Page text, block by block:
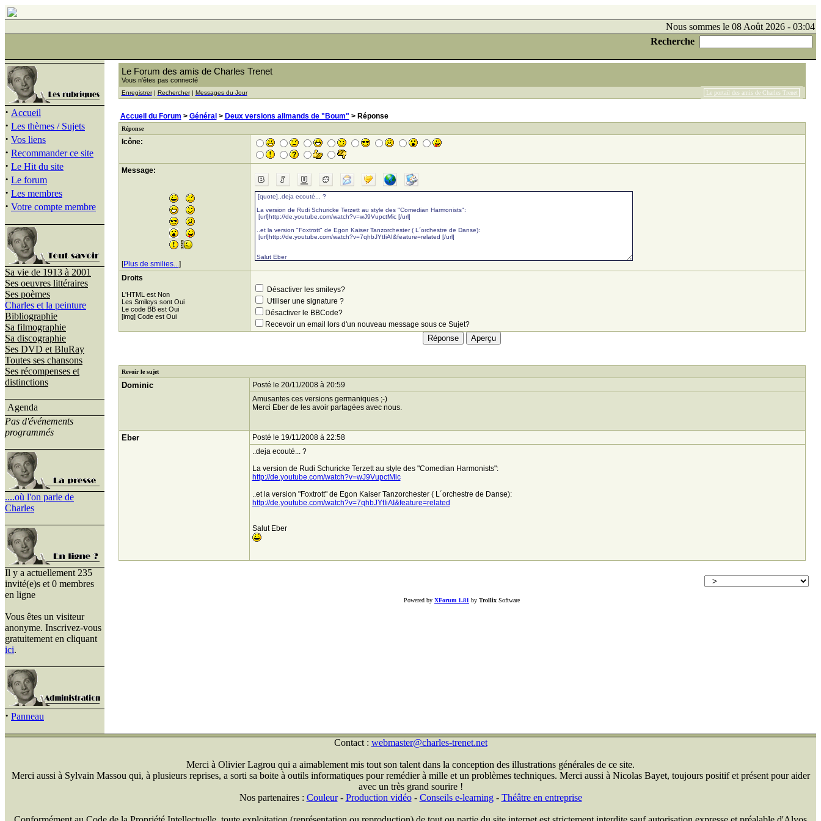
Nous sommes le 08 Août 2026 - 03:04
Recherche
· Accueil
· Les thèmes / Sujets
· Vos liens
· Recommander ce site
· Le Hit du site
· Le forum
· Les membres
· Votre compte membre
Sa vie de 1913 à 2001
Ses oeuvres littéraires
Ses poèmes
Charles et la peinture
Bibliographie
Sa filmographie
Sa discographie
Ses DVD et BluRay
Toutes ses chansons
Ses récompenses et
distinctions
Agenda
Pas d'événements
programmés
....où l'on parle de
Charles
Il y a actuellement 235
invité(e)s et 0 membres
en ligne
Vous êtes un visiteur
anonyme. Inscrivez-vous
gratuitement en cliquant
ici.
· Panneau
Le Forum des amis de Charles Trenet
Vous n'êtes pas connecté
Enregistrer| Rechercher| Messages du Jour Le portail des amis de Charles Trenet
Accueil du Forum > Général > Deux versions allmands de "Boum" > Réponse
Réponse
Icône:
Message:
[Plus de smilies...]
Droits
L'HTML est Non
Les Smileys sont Oui
Le code BB est Oui
[img] Code est Oui
Désactiver les smileys?
Utiliser une signature ?
Désactiver le BBCode?
Recevoir un email lors d'un nouveau message sous ce Sujet?
Revoir le sujet
Dominic
Posté le 20/11/2008 à 20:59
Amusantes ces versions germaniques ;-)
Merci Eber de les avoir partagées avec nous.
Eber
Posté le 19/11/2008 à 22:58
..deja ecouté... ?
La version de Rudi Schuricke Terzett au style des "Comedian Harmonists":
http://de.youtube.com/watch?v=wJ9VupctMic
..et la version "Foxtrott" de Egon Kaiser Tanzorchester ( L´orchestre de Danse):
http://de.youtube.com/watch?v=7qhbJYtIiAI&feature=related
Salut Eber
Powered by XForum 1.81 by Trollix Software
Contact : webmaster@charles-trenet.net
Merci à Olivier Lagrou qui a aimablement mis tout son talent dans la conception des illustrations générales de ce site.
Merci aussi à Sylvain Massou qui, à plusieurs reprises, a sorti sa boite à outils informatiques pour remédier à mille et un problèmes techniques. Merci aussi à Nicolas Bayet, toujours positif et présent pour aider
avec un très grand sourire !
Nos partenaires : Couleur- Production vidéo- Conseils e-learning- Théâtre en entreprise